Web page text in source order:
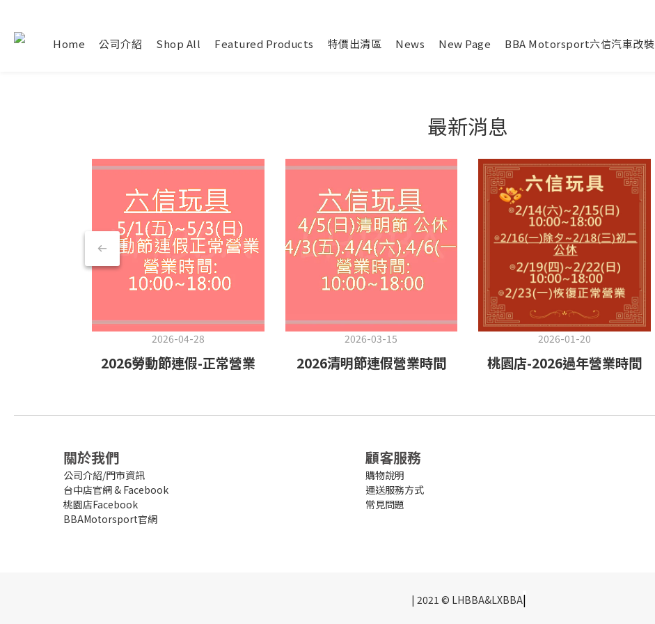
Home 公司介紹 Shop All Featured Products 特價出清區 News New Page BBA Motorsport六信汽車改裝
最新消息
2026-04-28
2026勞動節連假-正常營業
2026-03-15
2026清明節連假營業時間
2026-01-20
桃園店-2026過年營業時間
關於我們
公司介紹/門市資訊
台中店官網& Facebook
桃園店Facebook
BBAMotorsport官網
顧客服務
購物說明
運送服務方式
常見問題
| 2021 © LHBBA&LXBBA|